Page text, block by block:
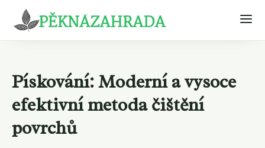
Pískování: Moderní a vysoce
efektivní metoda čištění
povrchů